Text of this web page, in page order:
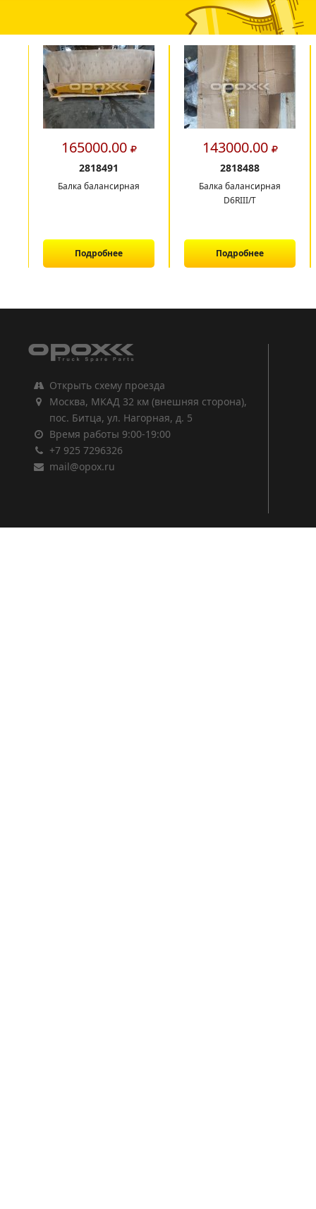
165000.00
2818491
Балка балансирная
Подробнее
143000.00
2818488
Балка балансирная
D6RIII/T
Подробнее
Открыть схему проезда
Москва, МКАД 32 км (внешняя сторона),
пос. Битца, ул. Нагорная, д. 5
Время работы 9:00-19:00
+7 925 7296326
mail@opox.ru